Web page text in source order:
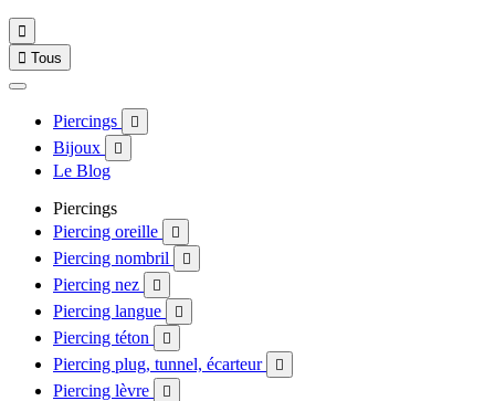

 Tous
Piercings 
Bijoux 
Le Blog
Piercings
Piercing oreille

Piercing nombril 
Piercing nez 
Piercing langue 
Piercing téton 
Piercing plug, tunnel, écarteur 
Piercing lèvre 